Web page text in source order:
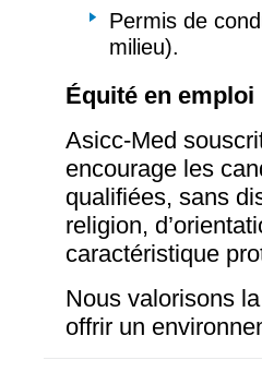
Permis de
milieu).
Équité en emploi
Asicc-Med
encourage les
qualifiées, sans
religion,
caractéristique
Nous valorisons
offrir un